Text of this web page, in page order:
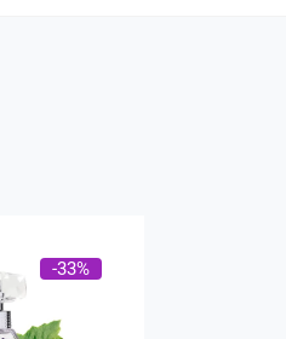
-33%